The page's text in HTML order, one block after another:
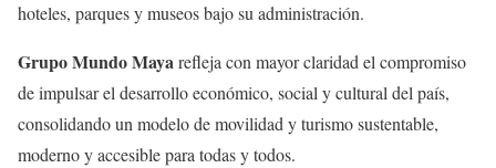
hoteles, parques y museos bajo su administración.
Grupo Mundo Mayarefleja con mayor claridad el compromiso
de impulsar el desarrollo económico, social y cultural del país,
consolidando un modelo de movilidad y turismo sustentable,
moderno y accesible para todas y todos.